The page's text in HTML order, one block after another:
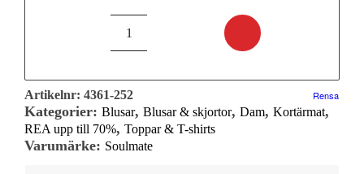
Rensa
Artikelnr: 4361-252
Kategorier: Blusar, Blusar & skjortor, Dam, Kortärmat,
REA upp till 70%, Toppar & T-shirts
Varumärke: Soulmate